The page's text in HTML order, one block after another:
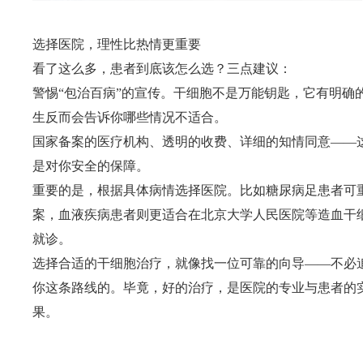
选择医院，理性比热情更重要
看了这么多，患者到底该怎么选？三点建议：
警惕“包治百病”的宣传。干细胞不是万能钥匙，它有明确
生反而会告诉你哪些情况不适合。
国家备案的医疗机构、透明的收费、详细的知情同意——
是对你安全的保障。
重要的是，根据具体病情选择医院。比如糖尿病足患者可
案，血液疾病患者则更适合在北京大学人民医院等造血干
就诊。
选择合适的干细胞治疗，就像找一位可靠的向导——不必
你这条路线的。毕竟，好的治疗，是医院的专业与患者的
果。